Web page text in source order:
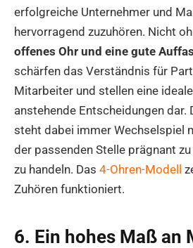
erfolgreiche Unternehmer und
hervorragend zuzuhören. Nicht
offenes Ohr und eine gute
schärfen das Verständnis für
Mitarbeiter und stellen eine
anstehende Entscheidungen dar.
steht dabei immer Wechselspiel
der passenden Stelle prägnant
zu handeln. Das 4-Ohren-Modell
Zuhören funktioniert.
6. Ein hohes Maß an